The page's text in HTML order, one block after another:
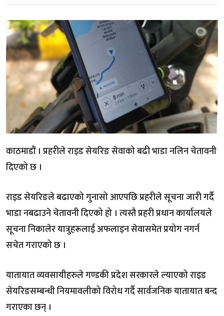
काठमाडौं । प्रहरीले राइड सेयरिङ सेवाको बढी भाडा नलिन चेतावनी
दिएको छ ।
राइड सेयरिङले बढाएको गुनासो आएपछि प्रहरीले सूचना जारी गर्दै
भाडा नबढाउने चेतावनी दिएको हो । त्यस्तै प्रहरी प्रधान कार्यालयले
सूचना निकालेर यात्रुहरूलाई अफलाइन सेवासमेत प्रयोग नगर्न
सचेत गराएको छ ।
यातायात व्यवसायीहरुले गण्डकी प्रदेश सरकारले ल्याएको राइड
सेयरिङसम्बन्धी नियमावलीको विरोध गर्दै सार्वजनिक यातायात बन्द
गराएका छन् ।